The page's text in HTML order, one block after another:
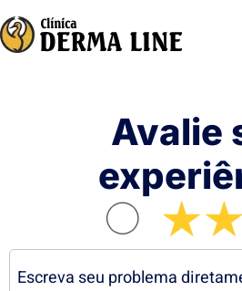
Avalie
Escreva seu problema